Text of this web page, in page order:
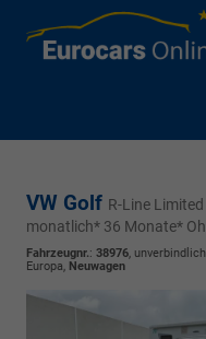
VW Golf R-Line Limited
monatlich* 36 Monate*
Fahrzeugnr.: 38976,
Europa, Neuwagen